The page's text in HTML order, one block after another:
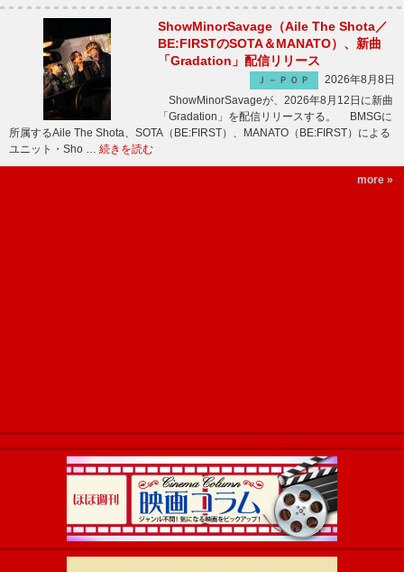
ShowMinorSavage（Aile The Shota／
BE:FIRSTのSOTA＆MANATO）、新曲
「Gradation」配信リリース
Ｊ－ＰＯＰ
2026年8月8日
ShowMinorSavageが、2026年8月12日に新曲
「Gradation」を配信リリースする。 BMSGに
所属するAile The Shota、SOTA（BE:FIRST）、MANATO（BE:FIRST）による
ユニット・Sho … 続きを読む
more »